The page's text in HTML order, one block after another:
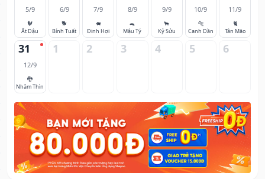
5/9
🐓
Ất Dậu
6/9
🐕
Bính Tuất
7/9
🐖
Đinh Hợi
8/9
🐀
Mậu Tý
9/9
🐂
Kỷ Sửu
10/9
🐅
Canh Dần
11/9
🐈
Tân Mão
31
12/9
🐉
Nhâm Thìn
1 2 3 4 5 6